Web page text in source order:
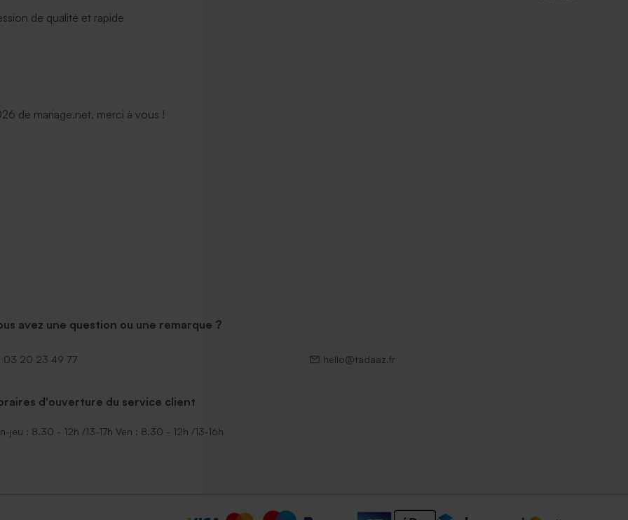
de qualité et rapide
de mariage.net, merci à vous !
avez une question ou une remarque ?
03 20 23 49 77 hello@tadaaz.fr
d'ouverture du service client
jeu : 8.30 - 12h /13-17h Ven : 8.30 - 12h /13-16h